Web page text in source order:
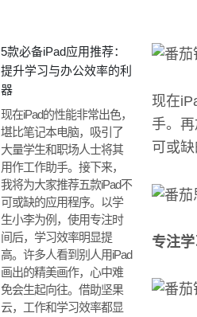
5款必备iPad应用推荐：
提升学习与办公效率的利
器
现在iPad的性能非常出色，
堪比笔记本电脑，吸引了
大量学生和职场人士将其
用作工作助手。接下来，
我将为大家推荐五款iPad不
可或缺的应用程序。以学
生小李为例，使用专注时
间后，学习效率明显提
高。许多人看到别人用iPad
画出的精美画作，心中难
免会生起向往。借助坚果
云，工作和学习效率都显
现在
手。
可或缺
专注